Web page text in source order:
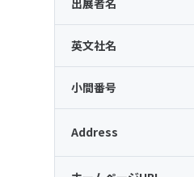
出展者名
英文社名
小間番号
Address